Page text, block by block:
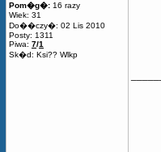
Pom�g�: 16 razy
Wiek: 31
Do��czy�: 02 Lis 2010
Posty: 1311
Piwa: 7/1
Sk�d: Ksi?? Wlkp